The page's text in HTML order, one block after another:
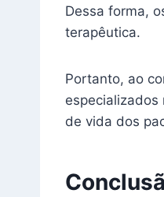
Dessa forma,
terapêutica.
Portanto, ao
de vida dos